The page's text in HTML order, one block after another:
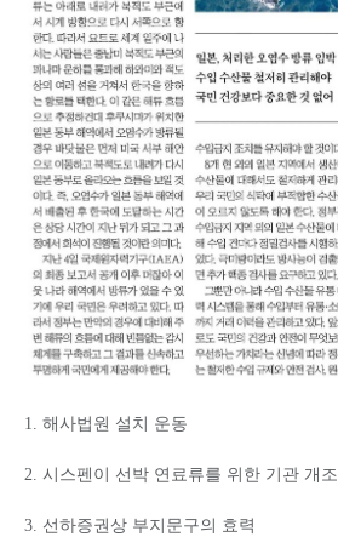
1. 해사법원 설치 운동
2. 시스펜이 선박 연료류를 위한 기관 개조
3. 선하증권상 부지문구의 효력